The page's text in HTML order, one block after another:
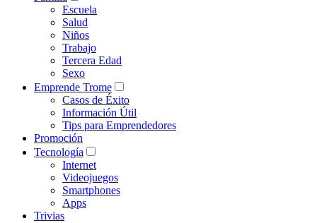
Escuela
Salud
Niños
Trabajo
Tercera Edad
Sexo
Emprende Trome
Casos de Éxito
Información Útil
Tips para Emprendedores
Promoción
Tecnología
Internet
Videojuegos
Smartphones
Apps
Trivias